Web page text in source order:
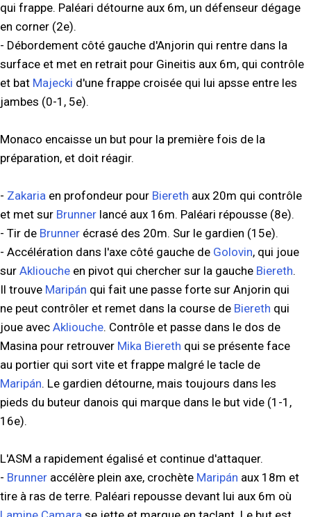
qui frappe. Paléari détourne aux 6m, un défenseur dégage
en corner (2e).
- Débordement côté gauche d'Anjorin qui rentre dans la
surface et met en retrait pour Gineitis aux 6m, qui contrôle
et bat Majecki d'une frappe croisée qui lui apsse entre les
jambes (0-1, 5e).
Monaco encaisse un but pour la première fois de la
préparation, et doit réagir.
- Zakaria en profondeur pour Biereth aux 20m qui contrôle
et met sur Brunner lancé aux 16m. Paléari répousse (8e).
- Tir de Brunner écrasé des 20m. Sur le gardien (15e).
- Accélération dans l'axe côté gauche de Golovin, qui joue
sur Akliouche en pivot qui chercher sur la gauche Biereth.
Il trouve Maripán qui fait une passe forte sur Anjorin qui
ne peut contrôler et remet dans la course de Biereth qui
joue avec Akliouche. Contrôle et passe dans le dos de
Masina pour retrouver Mika Biereth qui se présente face
au portier qui sort vite et frappe malgré le tacle de
Maripán. Le gardien détourne, mais toujours dans les
pieds du buteur danois qui marque dans le but vide (1-1,
16e).
L'ASM a rapidement égalisé et continue d'attaquer.
- Brunner accélère plein axe, crochète Maripán aux 18m et
tire à ras de terre. Paléari repousse devant lui aux 6m où